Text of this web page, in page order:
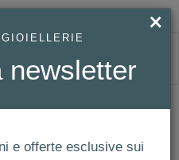
AMOUR COLLECTION
×
newsletter
e offerte esclusive sui